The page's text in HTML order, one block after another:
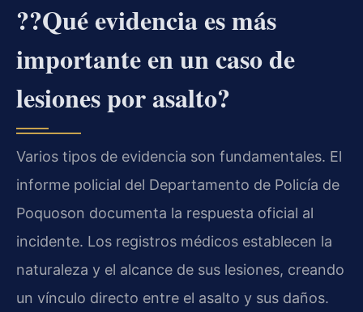
??Qué evidencia es más
importante en un caso de
lesiones por asalto?
Varios tipos de evidencia son fundamentales. El
informe policial del Departamento de Policía de
Poquoson documenta la respuesta oficial al
incidente. Los registros médicos establecen la
naturaleza y el alcance de sus lesiones, creando
un vínculo directo entre el asalto y sus daños.